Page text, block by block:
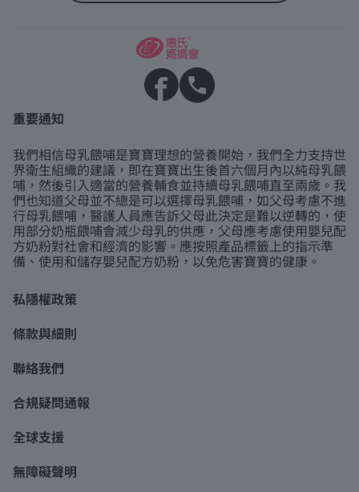
重要通知
我們相信母乳餵哺是寶寶理想的營養開始，我們全力支持世
界衛生組織的建議，即在寶寶出生後首六個月內以純母乳餵
哺，然後引入適當的營養輔食並持續母乳餵哺直至兩歲。我
們也知道父母並不總是可以選擇母乳餵哺，如父母考慮不進
行母乳餵哺，醫護人員應告訴父母此決定是難以逆轉的，使
用部分奶瓶餵哺會減少母乳的供應，父母應考慮使用嬰兒配
方奶粉對社會和經濟的影響。應按照產品標籤上的指示準
備、使用和儲存嬰兒配方奶粉，以免危害寶寶的健康。
私隱權政策
條款與細則
聯絡我們
合規疑問通報
全球支援
無障礙聲明